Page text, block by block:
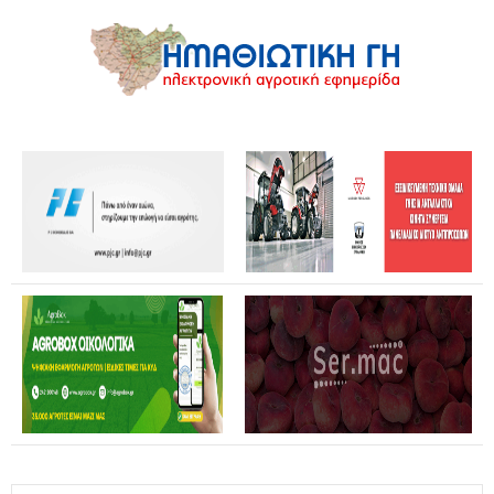
Θανάσης Καββαδάς: Θωρακίζεται όλη η χώρα απέναντι